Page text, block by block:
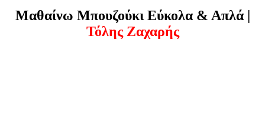
Μαθαίνω Μπουζούκι Εύκολα & Απλά |
Τόλης Ζαχαρής